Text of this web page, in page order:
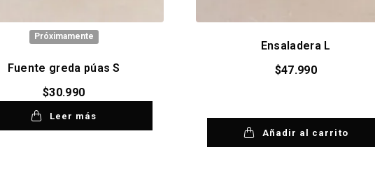
Próximamente
Fuente greda púas S
$30.990
Leer más
Ensaladera L
$47.990
Añadir al carrito